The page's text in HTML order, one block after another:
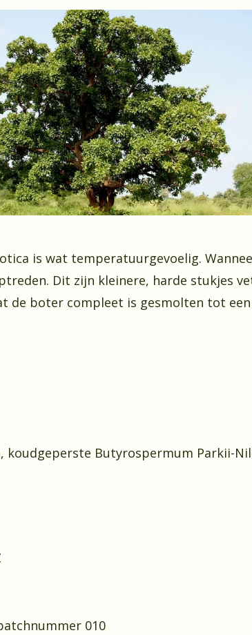
is wat temperatuurgevoelig.
Dit zijn kleinere, harde stukjes
de boter compleet is gesmolten tot
koudgeperste Butyrospermum Parkii-
010